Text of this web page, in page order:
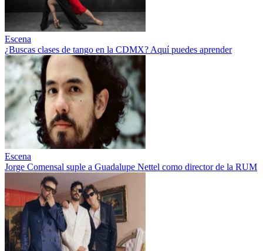
Escena
¿Buscas clases de tango en la CDMX? Aquí puedes aprender
Escena
Jorge Comensal suple a Guadalupe Nettel como director de la RUM